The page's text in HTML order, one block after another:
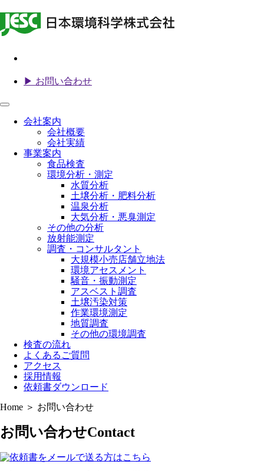
▶ お問い合わせ
会社案内
会社概要
会社実績
事業案内
食品検査
環境分析・測定
水質分析
土壌分析・肥料分析
温泉分析
大気分析・悪臭測定
その他の分析
放射能測定
調査・コンサルタント
大規模小売店舗立地法
環境アセスメント
騒音・振動測定
アスベスト調査
土壌汚染対策
作業環境測定
地質調査
その他の環境調査
検査の流れ
よくあるご質問
アクセス
採用情報
依頼書ダウンロード
Home ＞ お問い合わせ
お問い合わせContact